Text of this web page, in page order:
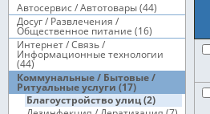
Автосервис / Автотовары (44)
Досуг / Развлечения /
Общественное питание (16)
Интернет / Связь /
Информационные технологии
(44)
Коммунальные / Бытовые /
Ритуальные услуги (17)
Благоустройство улиц (2)